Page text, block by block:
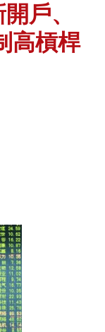
戶、
高槓桿